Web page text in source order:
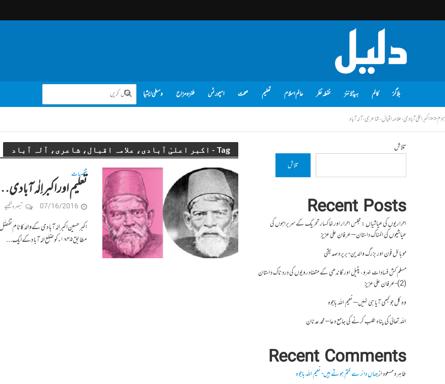
بلاگز کالم ہیڈلائنز نقطہ نظر عالم اسلام تعلیم صحت اسپورٹس طنز و مزاح وسطی ایشیا
ہوم<<اکبر اعلیٰ آبادی، علامہ اقبال، شاعری، آلہ آباد
Tag - اکبر اعلیٰ آبادی، علامہ اقبال، شاعری، آلہ آباد
شخصیات
تعلیم اور اکبر اِلٰہ
07/16/2016 تبصرہ لکھیے
اکبر حسین اکبر الہ آبادی کے والد کا نام
مطابق ۱۸۴۵ء کو ضلع الہ آباد کے ایک...
تلاش
تلاش
Recent Posts
احراریوں کی عیاشیاں : مجلس احرار اور خاکسار تحریک کے سربراہوں کی
عیاشیوں کی المناک داستان – عرفان علی عزیز
موبائل فون اور بزرگ والدین- بریرہ صدیقی
مسلم کش فسادات نہرو، پٹیل اور گاندھی کے متضاد رویوں کی درد ناک داستان
(2)- عرفان علی عزیز
وہ کل جو کبھی آیا ہی نہیں – نعیم اللہ باجوہ
اللہ تعالیٰ کی پناہ طلب کرنے کی جامع دعا – محمد عدنان
Recent Comments
طاہرہ مسعودازجہاں دائرے ختم ہوتے ہیں- نعیم اللہ باجوہ